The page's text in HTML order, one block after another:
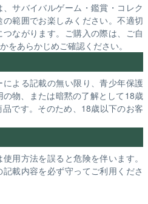
サバイバルゲーム・鑑賞・コレク
範囲でお楽しみください。不適切
ながります。ご購入の際は、ご自
をあらかじめご確認ください。
よる記載の無い限り、青少年保護
物、または暗黙の了解として18歳
です。そのため、18歳以下のお客
用方法を誤ると危険を伴います。
記載内容を必ず守ってご利用くださ